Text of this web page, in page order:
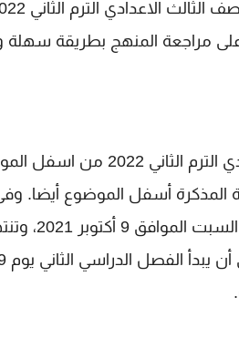
يمكنك تحميل مراجعة ليلة الامتحان انجليزي للصف الثالث
المذكرة أسفل الموضوع أيضا.
آخر نذكركم انه كانت بداية الدراسة في